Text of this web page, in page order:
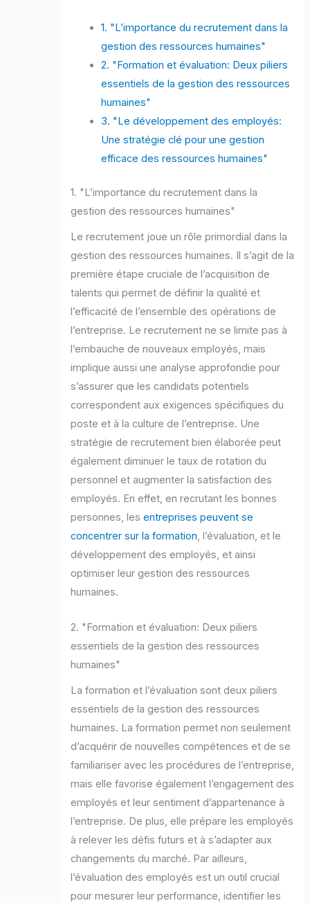
1. "L’importance du recrutement dans la
gestion des ressources humaines"
2. "Formation et évaluation: Deux piliers
essentiels de la gestion des ressources
humaines"
3. "Le développement des employés:
Une stratégie clé pour une gestion
efficace des ressources humaines"
1. "L’importance du recrutement dans la
gestion des ressources humaines"
Le recrutement joue un rôle primordial dans la
gestion des ressources humaines. Il s’agit de la
première étape cruciale de l’acquisition de
talents qui permet de définir la qualité et
l’efficacité de l’ensemble des opérations de
l’entreprise. Le recrutement ne se limite pas à
l’embauche de nouveaux employés, mais
implique aussi une analyse approfondie pour
s’assurer que les candidats potentiels
correspondent aux exigences spécifiques du
poste et à la culture de l’entreprise. Une
stratégie de recrutement bien élaborée peut
également diminuer le taux de rotation du
personnel et augmenter la satisfaction des
employés. En effet, en recrutant les bonnes
personnes, lesentreprises peuvent se
concentrer sur la formation, l’évaluation, et le
développement des employés, et ainsi
optimiser leur gestion des ressources
humaines.
2. "Formation et évaluation: Deux piliers
essentiels de la gestion des ressources
humaines"
La formation et l’évaluation sont deux piliers
essentiels de la gestion des ressources
humaines. La formation permet non seulement
d’acquérir de nouvelles compétences et de se
familiariser avec les procédures de l’entreprise,
mais elle favorise également l’engagement des
employés et leur sentiment d’appartenance à
l’entreprise. De plus, elle prépare les employés
à relever les défis futurs et à s’adapter aux
changements du marché. Par ailleurs,
l’évaluation des employés est un outil crucial
pour mesurer leur performance, identifier les